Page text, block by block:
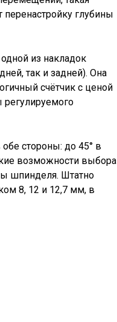
перенастройку глубины
из накладок
так и задней). Она
счётчик с ценой
стороны: до 45° в
возможности выбора
шпинделя. Штатно
8, 12 и 12,7 мм, в